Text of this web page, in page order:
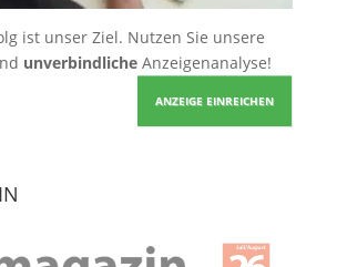
ist unser Ziel. Nutzen Sie unsere
unverbindlicheAnzeigenanalyse!
ANZEIGE EINREICHEN